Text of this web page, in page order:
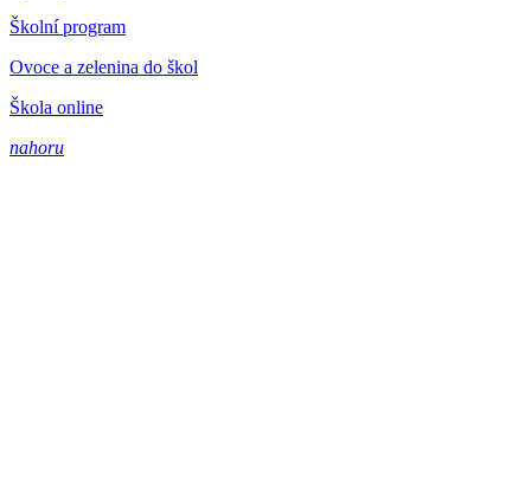
Školní program
Ovoce a zelenina do škol
Škola online
nahoru